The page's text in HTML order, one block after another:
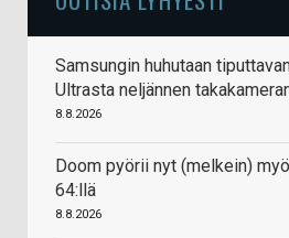
Samsungin huhutaan
Ultrasta neljännen
8.8.2026
Doom pyörii nyt (melkein)
64:llä
8.8.2026